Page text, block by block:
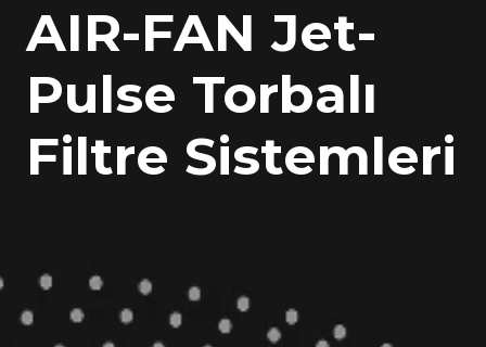
AIR-FAN Jet-
Pulse Torbalı
Filtre Sistemleri